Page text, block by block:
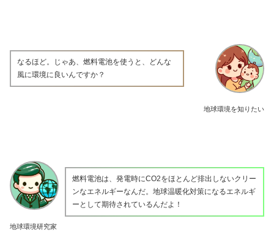
地球環境を知りたい
なるほど。じゃあ、燃料電池を使うと、どんな
風に環境に良いんですか？
地球環境研究家
燃料電池は、発電時にCO2をほとんど排出しないクリー
ンなエネルギーなんだ。地球温暖化対策になるエネルギ
ーとして期待されているんだよ！